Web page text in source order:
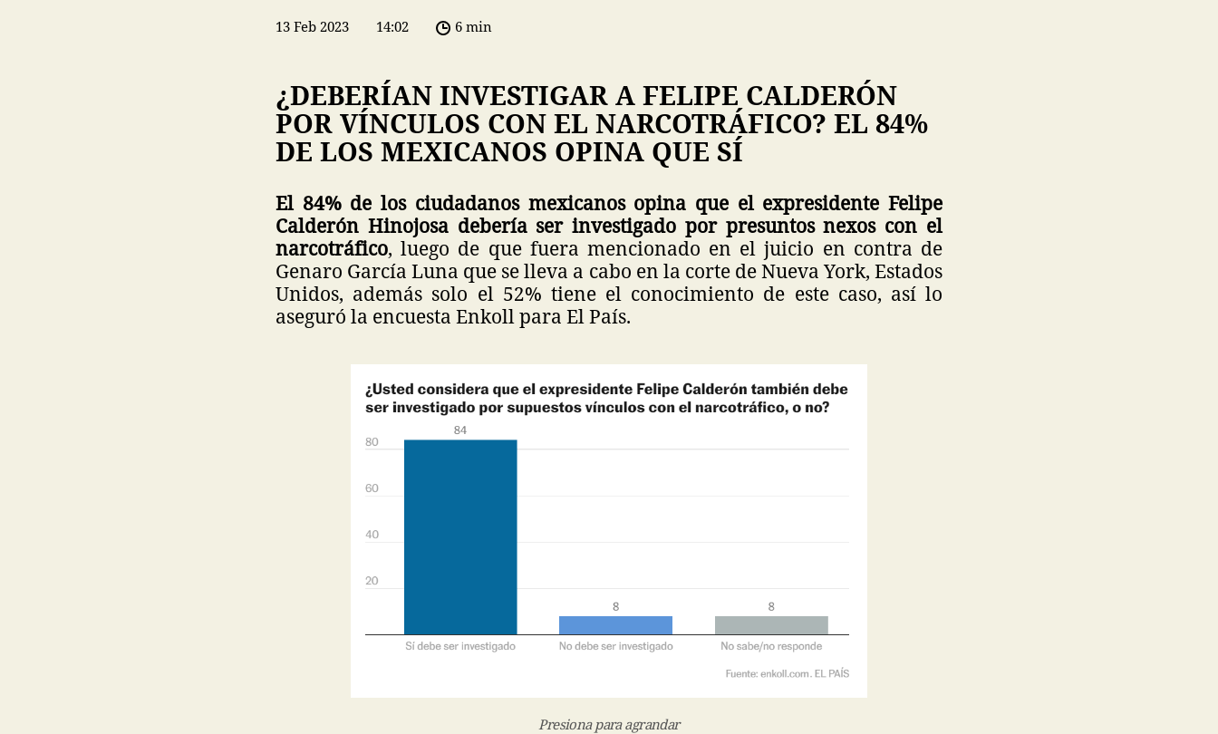
13 Feb 2023 14:02 6 min
¿DEBERÍAN INVESTIGAR A FELIPE CALDERÓN
POR VÍNCULOS CON EL NARCOTRÁFICO? EL 84%
DE LOS MEXICANOS OPINA QUE SÍ
El 84% de los ciudadanos mexicanos opina que el expresidente Felipe
Calderón Hinojosa debería ser investigado por presuntos nexos con el
narcotráfico, luego de que fuera mencionado en el juicio en contra de
Genaro García Luna que se lleva a cabo en la corte de Nueva York, Estados
Unidos, además solo el 52% tiene el conocimiento de este caso, así lo
aseguró la encuesta Enkoll para El País.
Presiona para agrandar